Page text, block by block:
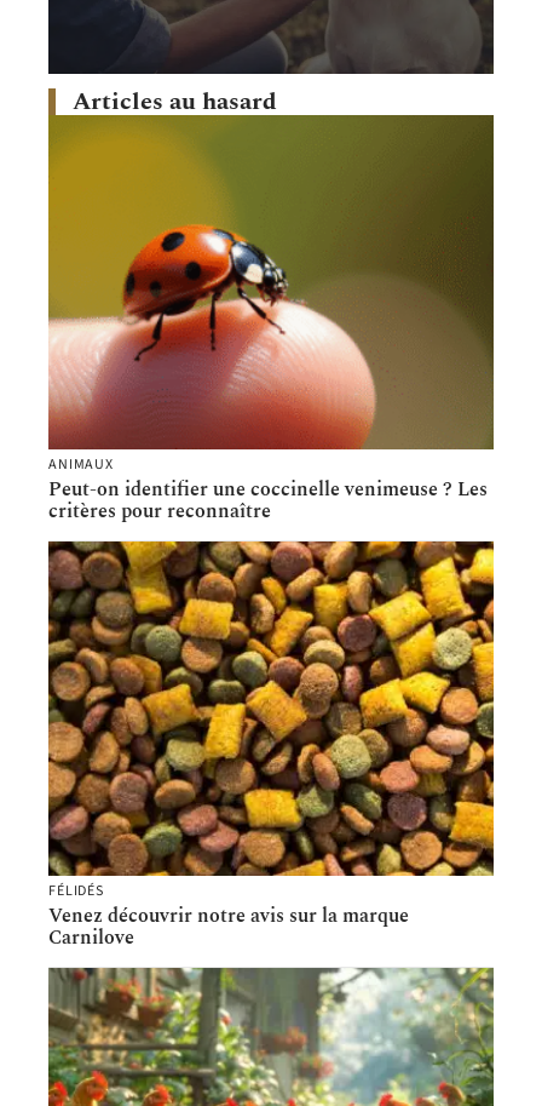
Articles au hasard
ANIMAUX
Peut-on identifier une coccinelle venimeuse ? Les
critères pour reconnaître
FÉLIDÉS
Venez découvrir notre avis sur la marque
Carnilove